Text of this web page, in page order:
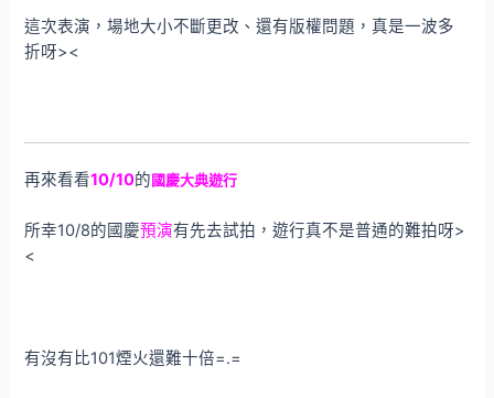
這次表演，場地大小不斷更改、還有版權問題，真是一波多
折呀><
再來看看10/10的國慶大典遊行
所幸10/8的國慶預演有先去試拍，遊行真不是普通的難拍呀>
<
有沒有比101煙火還難十倍=.=